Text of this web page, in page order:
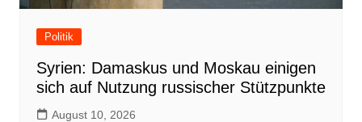
Politik
Syrien: Damaskus und Moskau einigen
sich auf Nutzung russischer Stützpunkte
August 10, 2026